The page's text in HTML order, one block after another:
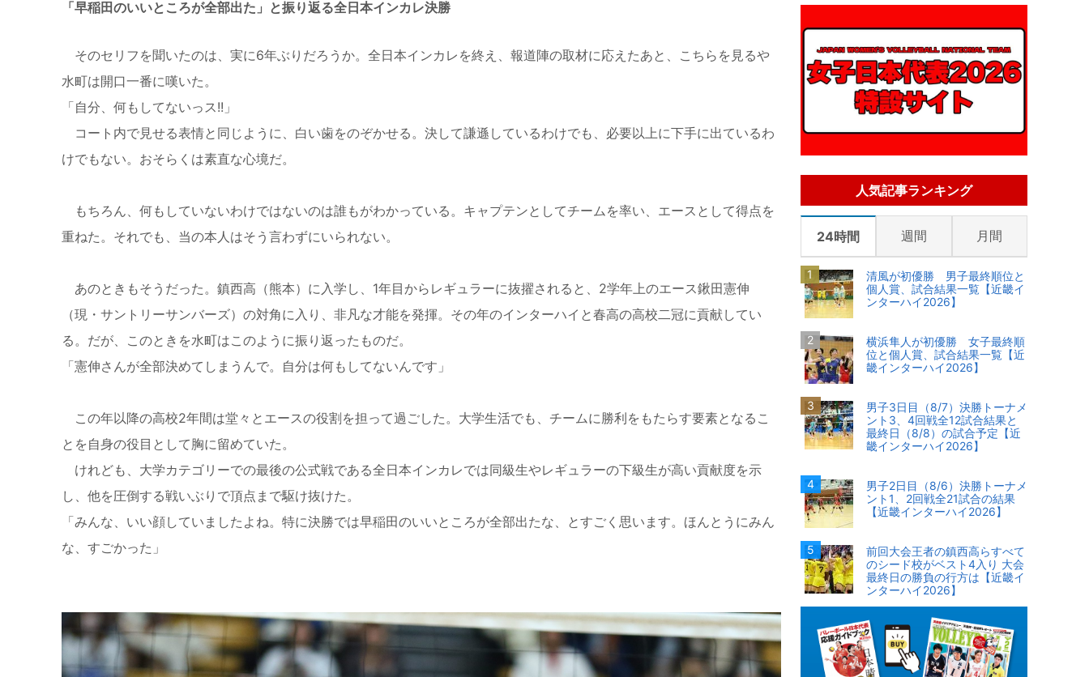
「早稲田のいいところが全部出た」と振り返る全日本インカレ決勝
そのセリフを聞いたのは、実に6年ぶりだろうか。全日本インカレを終え、報道陣の取材に応えたあと、こちらを見るや
水町は開口一番に嘆いた。
「自分、何もしてないっス !! 」
コート内で見せる表情と同じように、白い歯をのぞかせる。決して謙遜しているわけでも、必要以上に下手に出ているわ
けでもない。おそらくは素直な心境だ。
もちろん、何もしていないわけではないのは誰もがわかっている。キャプテンとしてチームを率い、エースとして得点を
重ねた。それでも、当の本人はそう言わずにいられない。
あのときもそうだった。鎮西高（熊本）に入学し、 1年目からレギュラーに抜擢されると、 2学年上のエース鍬田憲伸
（現・サントリーサンバーズ）の対角に入り、非凡な才能を発揮。その年のインターハイと春高の高校二冠に貢献してい
る。だが、このときを水町はこのように振り返ったものだ。
「憲伸さんが全部決めてしまうんで。自分は何もしてないんです」
この年以降の高校2年間は堂々とエースの役割を担って過ごした。大学生活でも、チームに勝利をもたらす要素となるこ
とを自身の役目として胸に留めていた。
けれども、大学カテゴリーでの最後の公式戦である全日本インカレでは同級生やレギュラーの下級生が高い貢献度を示
し、他を圧倒する戦いぶりで頂点まで駆け抜けた。
「みんな、いい顔していましたよね。特に決勝では早稲田のいいところが全部出たな、とすごく思います。ほんとうにみん
な、すごかった」
人気記事ランキング
24時間 週間 月間
清風が初優勝 男子最終順位と
個人賞、試合結果一覧【近畿イ
ンターハイ2026】
横浜隼人が初優勝 女子最終順
位と個人賞、試合結果一覧【近
畿インターハイ2026】
男子3日目（8/7）決勝トーナメ
ント3、4回戦全12試合結果と
最終日（8/8）の試合予定【近
畿インターハイ2026】
男子2日目（8/6）決勝トーナメ
ント1、2回戦全21試合の結果
【近畿インターハイ2026】
前回大会王者の鎮西高らすべて
のシード校がベスト4入り 大会
最終日の勝負の行方は【近畿イ
ンターハイ2026】